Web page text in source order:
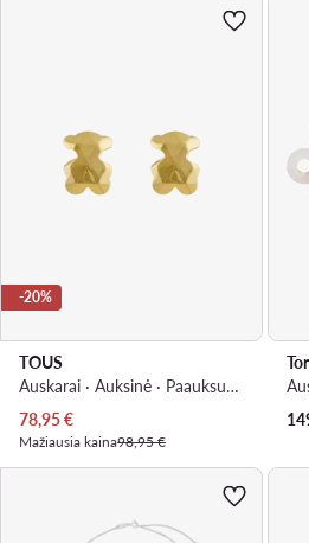
-20%
TOUS
Auskarai · Auksinė · Paauksuotas sidabras
Dabartinė kaina
78,95€
Mažiausia kaina98,95 €